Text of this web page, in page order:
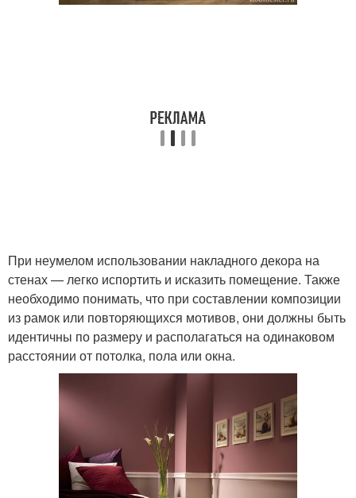
При неумелом использовании накладного декора на
стенах — легко испортить и исказить помещение. Также
необходимо понимать, что при составлении композиции
из рамок или повторяющихся мотивов, они должны быть
идентичны по размеру и располагаться на одинаковом
расстоянии от потолка, пола или окна.